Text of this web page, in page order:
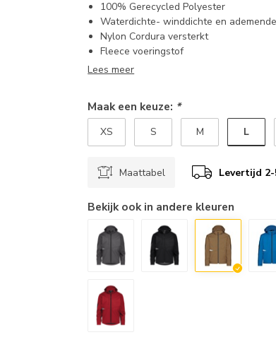
100% Gerecycled Polyester
Waterdichte- winddichte en
Nylon Cordura versterkt
Fleece voeringstof
Lees meer
Maak een keuze: *
XS S M L
Maattabel Levertijd
Bekijk ook in andere kleuren